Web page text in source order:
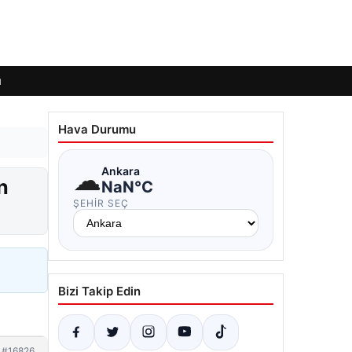
Hava Durumu
☁Ankara
NaN°C
ŞEHIR SEÇ
Bizi Takip Edin